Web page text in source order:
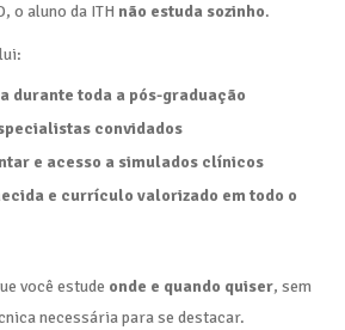
o aluno da ITH não estuda sozinho.
durante toda a pós-graduação
convidados
e acesso a simulados clínicos
e currículo valorizado em todo o
você estude onde e quando quiser, sem
necessária para se destacar.